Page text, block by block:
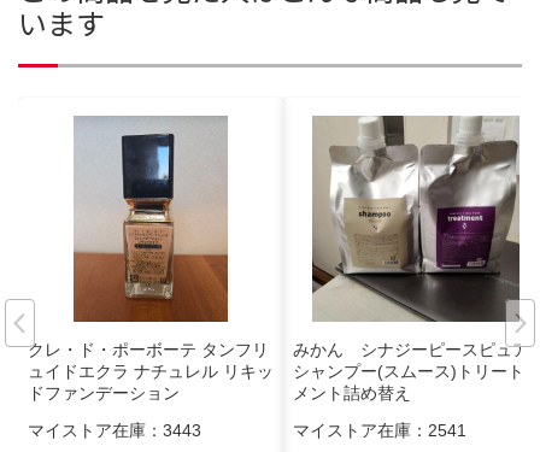
います
クレ・ド・ポーボーテ タンフリ
ュイドエクラ ナチュレル リキッ
ドファンデーション
マイストア在庫： 3443
みかん シナジーピースピュア
シャンプー(スムース)トリート
メント詰め替え
マイストア在庫： 2541